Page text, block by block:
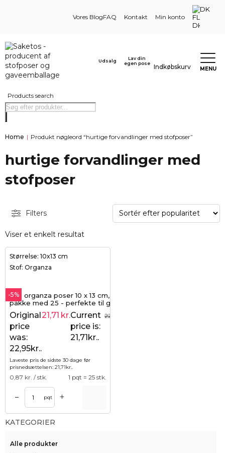
Vores BlogFAQ Kontakt Min konto
DK
Products search
Udsalg
Lav din
egen pose
Indkøbskurv MENU
Home | Produkt nøgleord “hurtige forvandlinger med stofposer”
hurtige forvandlinger med
stofposer
Filters
Viser et enkelt resultat
Størrelse: 10x13 cm
Stof: Organza
-5%
Lilla organza poser 10 x 13 cm,
pakke med 25 - perfekte til gaver
og smykker
22,95
Original
price
was:
22,95kr..
21,71 kr.Current
price is:
21,71kr..
Laveste pris de sidste 30 dage før
prisnedsættelsen: 21,71kr..
0,87 kr. / stk. 1 pqt = 25 stk.
– pqt +
KATEGORIER
Alle produkter